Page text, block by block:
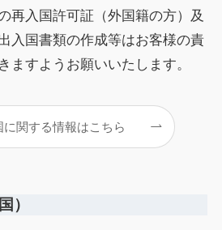
再入国許可証（外国籍の方）及
入国書類の作成等はお客様の責
ますようお願いいたします。
に関する情報はこちら
）